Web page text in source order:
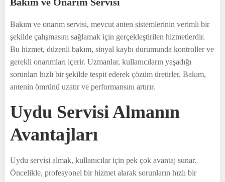
Bakım ve onarım servisi, mevcut anten sistemlerinin verimli bir
şekilde çalışmasını sağlamak için gerçekleştirilen hizmetlerdir.
Bu hizmet, düzenli bakım, sinyal kaybı durumunda kontroller ve
gerekli onarımları içerir. Uzmanlar, kullanıcıların yaşadığı
sorunları hızlı bir şekilde tespit ederek çözüm üretirler. Bakım,
antenin ömrünü uzatır ve performansını artırır.
Uydu Servisi Almanın
Avantajları
Uydu servisi almak, kullanıcılar için pek çok avantaj sunar.
Öncelikle, profesyonel bir hizmet alarak sorunların hızlı bir